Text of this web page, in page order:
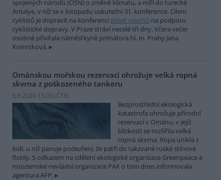
spojených národů (OSN) o změně klimatu, a míří do turecké
Antalye, v níž se v listopadu uskuteční 31. konference. Cílem
cyklistů je dopravit na konferenci deset návrhů na podporu
cyklistické dopravy. V Praze stráví necelé tři dny. Včera večer
osobně přivítala náměstkyně primátora hl. m. Prahy Jana
Komrsková.
Ománskou mořskou rezervaci ohrožuje velká ropná
skvrna z poškozeného tankeru
6.8.2026 15:03 (ČTK)
Bezprostřední ekologická
katastrofa ohrožuje přírodní
rezervaci v Ománu, v jejíž
blízkosti se rozšířila velká
ropná skvrna. Ropa unikla z
lodi, u níž panuje podezření, že patří do takzvané ruské stínové
flotily. S odkazem na sdělení ekologické organizace Greenpeace a
nizozemské nevládní organizace PAX o tom dnes informovala
agentura AFP.